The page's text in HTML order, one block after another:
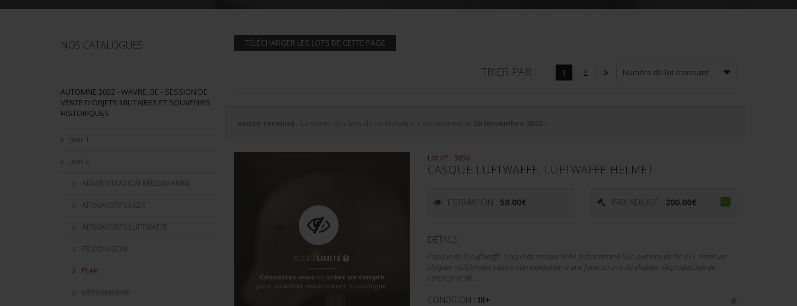
TÉLÉCHARGER LES LOTS DE CETTE PAGE
1 2
TRIER PAR :
ACCÈS LIMITÉ
Connectez-vous ou créez un compte
pour visualiser entièrement le catalogue
Lot n° : 3656
CASQUE LUFTWAFFE. LUFTWAFFE HELMET
ESTIMATION : 50.00€ PRIX ADJUGÉ : 200.00€
DÉTAILS :
Casque de la Luftwaffe. Coque de casque M40, fabrication ET62, numero de lot 311. Peinture
cloquee visiblement suite a son exposition a une forte source de chaleur. Reproduction de
cerclage et de...
CONDITION : III+
NOS CATALOGUES
AUTOMNE 2022 - WAVRE, BE - SESSION DE
VENTE D'OBJETS MILITAIRES ET SOUVENIRS
HISTORIQUES
Jour 1
Jour 2
ADMINISTRATION KRIEGSMARINE
AFRIKAKORPS HEER
AFRIKAKORPS LUFTWAFFE
FELDDIVISION
FLAK
KRIEGSMARINE